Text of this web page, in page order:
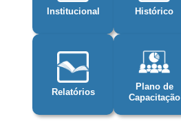
Institucional Histórico
Relatórios
Plano de
Capacitação